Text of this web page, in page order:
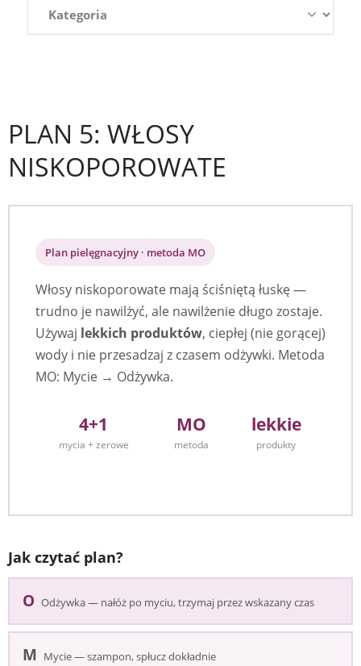
PLAN 5: WŁOSY
NISKOPOROWATE
Plan pielęgnacyjny · metoda MO
Włosy niskoporowate mają ściśniętą łuskę —
trudno je nawilżyć, ale nawilżenie długo zostaje.
Używaj lekkich produktów, ciepłej (nie gorącej)
wody i nie przesadzaj z czasem odżywki. Metoda
MO: Mycie → Odżywka.
4+1
mycia + zerowe
MO
metoda
lekkie
produkty
Jak czytać plan?
O Odżywka — nałóż po myciu, trzymaj przez wskazany czas
M Mycie — szampon, spłucz dokładnie